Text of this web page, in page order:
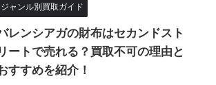
ジャンル別買取ガイド
レンシアガの財布はセカンドスト
リートで売れる？買取不可の理由と
すすめを紹介！